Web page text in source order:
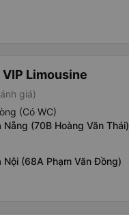
Limousine
giá)
(Có WC)
Nẵng (70B Hoàng Văn Thái)
Nội (68A Phạm Văn Đồng)